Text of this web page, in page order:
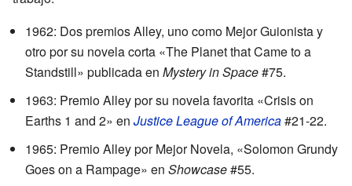
1962: Dos premios Alley, uno como Mejor Guionista y
otro por su novela corta «The Planet that Came to a
Standstill» publicada en Mystery in Space#75.
1963: Premio Alley por su novela favorita «Crisis on
Earths 1 and 2» en Justice League of America#21-22.
1965: Premio Alley por Mejor Novela, «Solomon Grundy
Goes on a Rampage» en Showcase#55.